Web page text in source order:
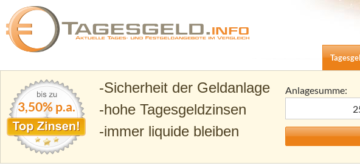
Tagesgeld.info – Tagesgeldkonten vergleichen und Tagesgeld-Zinsen
Zum
3,50% p.a.
Sicherheit der Geldanlage
hohe Tagesgeldzinsen
immer liquide bleiben
Anlagesumme: